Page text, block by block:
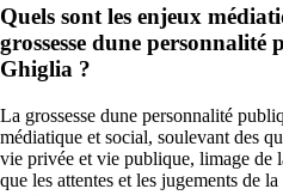
Quels sont les enjeux
grossesse dune
Ghiglia ?
La grossesse dune personnalité
médiatique et social, soulevant des
vie privée et vie publique, limage de
que les attentes et les jugements de